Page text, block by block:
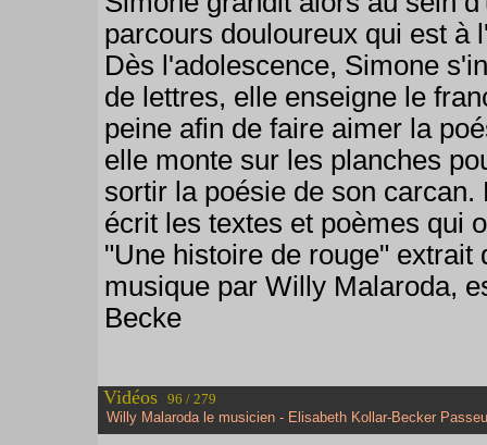
parcours douloureux qui est à
Dès l'adolescence, Simone
de lettres, elle enseigne le
peine afin de faire aimer la
elle monte sur les planches
sortir la poésie de son
écrit les textes et poèmes qui
"Une histoire de rouge"
musique par Willy Malaroda,
Becke
Vidéos 96 / 279
Willy Malaroda le musicien - Elisabeth Kollar-Becker